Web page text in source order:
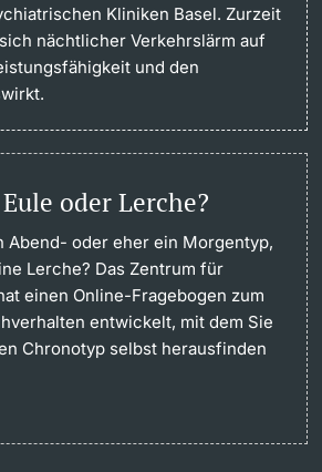
Kliniken Basel. Zurzeit
nächtlicher Verkehrslärm auf
und den
oder Lerche?
Abend- oder eher ein Morgentyp,
Lerche? Das Zentrum für
einen Online-Fragebogen zum
entwickelt, mit dem Sie
Chronotyp selbst herausfinden